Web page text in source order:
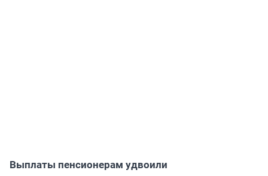
Выплаты пенсионерам удвоили